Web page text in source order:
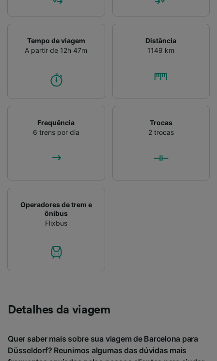
Tempo de viagem
A partir de 12h 47m
Distância
1149 km
Frequência
6 trens por dia
Trocas
2 trocas
Operadores de trem e
ônibus
Flixbus
Detalhes da viagem
Quer saber mais sobre sua viagem de Barcelona para
Düsseldorf? Reunimos algumas das dúvidas mais